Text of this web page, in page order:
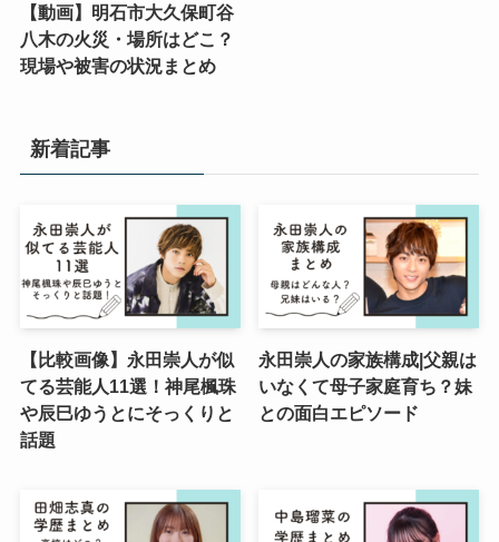
【動画】明石市大久保町谷
八木の火災・場所はどこ？
現場や被害の状況まとめ
新着記事
【比較画像】永田崇人が似
てる芸能人11選！神尾楓珠
や辰巳ゆうとにそっくりと
話題
永田崇人の家族構成|父親は
いなくて母子家庭育ち？妹
との面白エピソード